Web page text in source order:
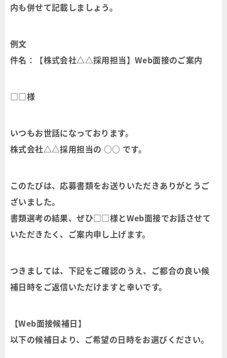
内も併せて記載しましょう。
例文
件名：【株式会社△△採用担当】Web面接のご案内
□□様
いつもお世話になっております。
株式会社△△採用担当の ○○ です。
このたびは、応募書類をお送りいただきありがとうご
ざいました。
書類選考の結果、ぜひ□□様とWeb面接でお話させて
いただきたく、ご案内申し上げます。
つきましては、下記をご確認のうえ、ご都合の良い候
補日時をご返信いただけますと幸いです。
【Web面接候補日】
以下の候補日より、ご希望の日時をお選びください。